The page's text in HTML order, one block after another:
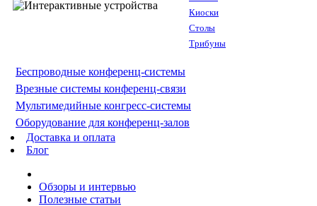
Киоски
Столы
Трибуны
Беспроводные конференц-системы
Врезные системы конференц-связи
Мультимедийные конгресс-системы
Оборудование для конференц-залов
Доставка и оплата
Блог
Обзоры и интервью
Полезные статьи